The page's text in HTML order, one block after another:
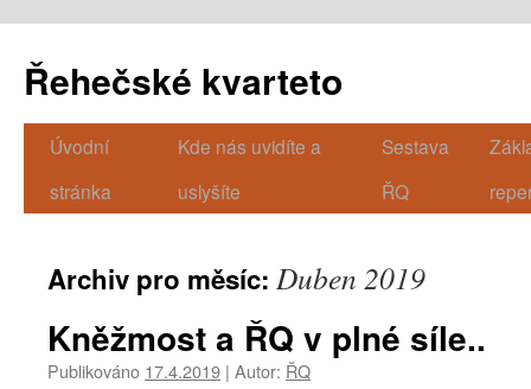
Řehečské kvarteto
Přejít
webu
Úvodní
stránka
Kde nás uvidíte a
uslyšíte
Sestava
ŘQ
Archiv pro měsíc: Duben 2019
Kněžmost a ŘQ v plné síle..
Publikováno 17.4.2019 | Autor: ŘQ